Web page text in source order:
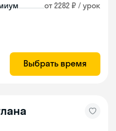
от 2282 ₽ / урок
Выбрать время